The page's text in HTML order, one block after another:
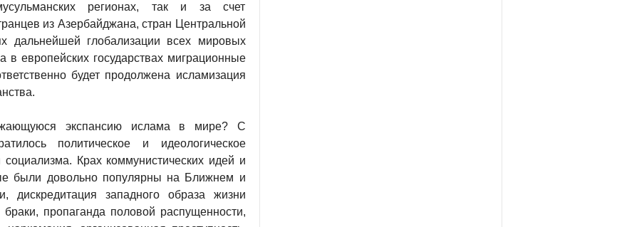
регионах, так и за счет
из Азербайджана, стран Центральной
дальнейшей глобализации всех мировых
в европейских государствах миграционные
будет продолжена исламизация
экспансию ислама в мире? С
политическое и идеологическое
Крах коммунистических идей и
были довольно популярны на Ближнем и
западного образа жизни
пропаганда половой распущенности,